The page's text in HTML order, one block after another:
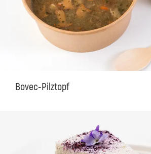
Bovec-Pilztopf